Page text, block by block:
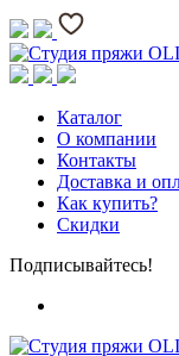
Каталог
О компании
Контакты
Доставка и
Как купить?
Скидки
Подписывайтесь!